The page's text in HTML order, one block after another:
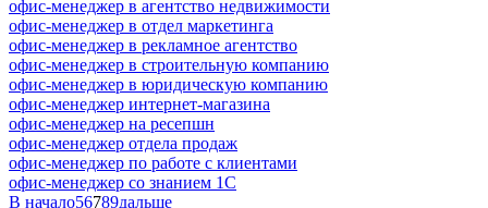
офис-менеджер в агентство недвижимости
офис-менеджер в отдел маркетинга
офис-менеджер в рекламное агентство
офис-менеджер в строительную компанию
офис-менеджер в юридическую компанию
офис-менеджер интернет-магазина
офис-менеджер на ресепшн
офис-менеджер отдела продаж
офис-менеджер по работе с клиентами
офис-менеджер со знанием 1С
В начало56789дальше